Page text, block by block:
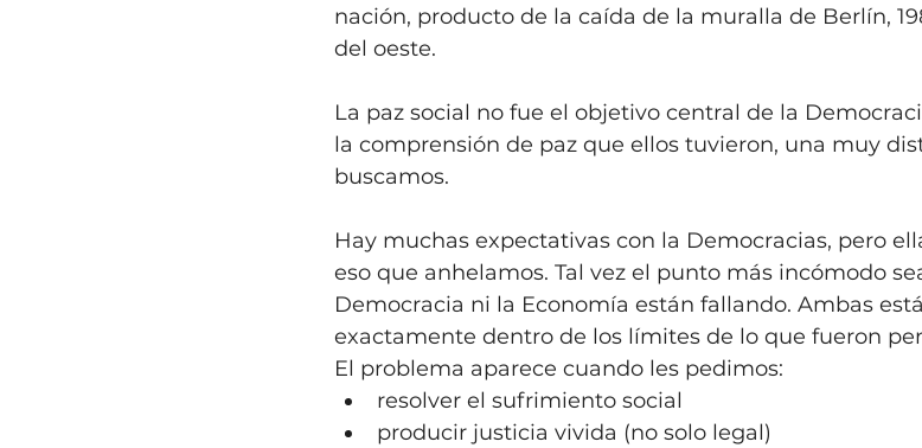
nación, producto de la caída de la muralla de Berlín,
del oeste.
La paz social no fue el objetivo central de la
la comprensión de paz que ellos tuvieron, una muy
buscamos.
Hay muchas expectativas con la Democracias, pero
eso que anhelamos. Tal vez el punto más incómodo
Democracia ni la Economía están fallando. Ambas
exactamente dentro de los límites de lo que fueron
El problema aparece cuando les pedimos:
resolver el sufrimiento social
producir justicia vivida (no solo legal)